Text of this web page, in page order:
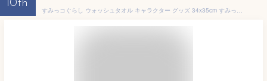
10th
すみっコぐらし ウォッシュタオル キャラクター グッズ 34x35cm すみっこ カフェ ハンドタオル タオルハンカチ タオル 子供用 キッズ 赤ちゃん 幼稚園 保育園 準備 サンエックス ハンカチ とかげ とんかつ ねこ